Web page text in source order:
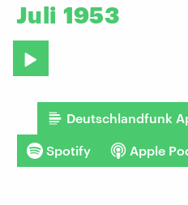
Juli 1953
Deutschlandfunk
Spotify Apple